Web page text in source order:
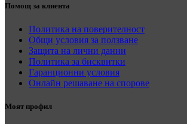
Помощ за клиента
Политика на поверителност
Общи условия за ползване
Защита на лични данни
Политика за бисквитки
Гаранционни условия
Онлайн решаване на спорове
Моят профил